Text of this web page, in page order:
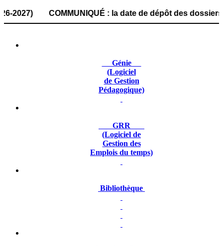
COMMUNIQUÉ : la date de dépôt des
Génie
(Logiciel
de Gestion
Pédagogique)
GRR
(Logiciel de
Gestion des
Emplois du temps)
Bibliothèque